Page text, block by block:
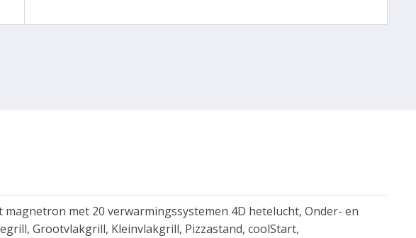
magnetron met 20 verwarmingssystemen 4D hetelucht, Onder- en
Grootvlakgrill, Kleinvlakgrill, Pizzastand, coolStart,